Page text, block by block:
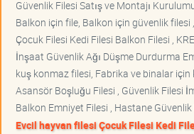
Güvenlik Filesi Satış ve Montajı
Balkon için file, Balkon için güvenlik filesi
Çocuk Filesi Kedi Filesi Balkon Filesi ,
İnşaat Güvenlik Ağı Düşme Durdurma
kuş konmaz filesi, Fabrika ve binalar için
Asansör Boşluğu Filesi , Güvenlik Filesi
Balkon Emniyet Filesi , Hastane Güvenlik
Evcil hayvan filesi Çocuk Filesi Kedi